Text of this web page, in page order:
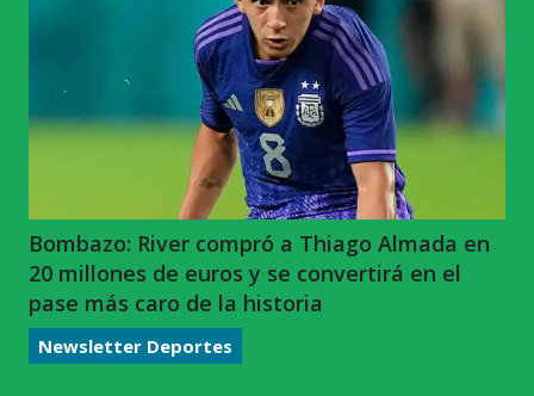
Bombazo: River compró a Thiago Almada en
20 millones de euros y se convertirá en el
pase más caro de la historia
Newsletter Deportes